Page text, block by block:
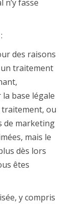
fasse
des raisons
traitement
base légale
traitement, ou
de marketing
mais le
dès lors
êtes
y compris